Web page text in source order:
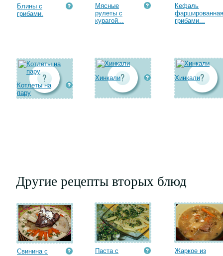
Блины с
грибами.
Мясные
рулеты с
курагой...
Кефаль
фаршированная
грибами...
Котлеты на
пару
Хинкали Хинкали
Другие рецепты вторых блюд
Свинина с
Паста с
Жаркое из